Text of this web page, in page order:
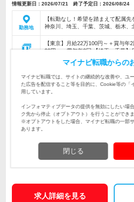
情報更新日：2026/07/21 終了予定日：2026/08/24
勤務地
【転勤なし！希望を踏まえて配属
神奈川、埼玉、千葉、茨城、栃木、
【東京】月給22万100円～＋賞与年
00円～＋賞与年2回 【埼玉・千葉
初年度の年収： 239～296万円
仕事内容
＼ちょっとした英語スキルを活かせ
「翻訳のサポート」など、カンタン
任せ◎英語スキルがなくてもOK
対象と
なる方
＼英語が好き／＼海外旅行が好き／
ーホリ経験あり／そんな方は大歓迎
休・年休120日・残業少なめ
設立：1973年5月／本社所在地：東京都
求人詳細を見る
マイナビ転職からの
マイナビ転職では、サイトの継続的な改善や、ユ
た広告を配信すること等を目的に、Cookie等の「
用しています。
インフォマティブデータの提供を無効にしたい場
ク先から停止（オプトアウト）を行うことができま
※オプトアウトをした場合、マイナビ転職の一部
あります。
閉じる